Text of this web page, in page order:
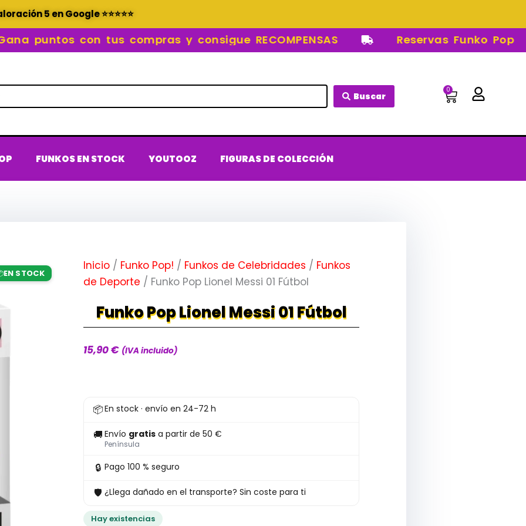
5 en Google ⭐⭐⭐⭐⭐
puntos con tus compras y consigue RECOMPENSAS Reservas Funko Pop
Buscar
0
Carrito
FUNKOS EN STOCK YOUTOOZ FIGURAS DE COLECCIÓN
EN STOCK
Inicio / Funko Pop! / Funkos de Celebridades / Funkos
de Deporte / Funko Pop Lionel Messi 01 Fútbol
Funko Pop Lionel Messi 01 Fútbol
15,90€ (IVA incluido)
📦En stock · envío en 24-72 h
🚚 Envío gratis a partir de 50 €
Península
🔒 Pago 100 % seguro
🛡 ¿Llega dañado en el transporte? Sin coste para ti
Hay existencias
Pop
Lionel
Messi
01
cantidad